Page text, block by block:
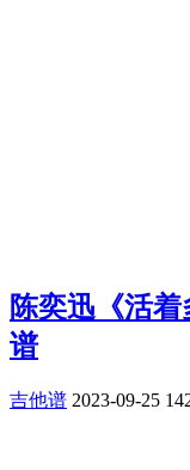
陈奕迅《活
谱
吉他谱 2023-09-25